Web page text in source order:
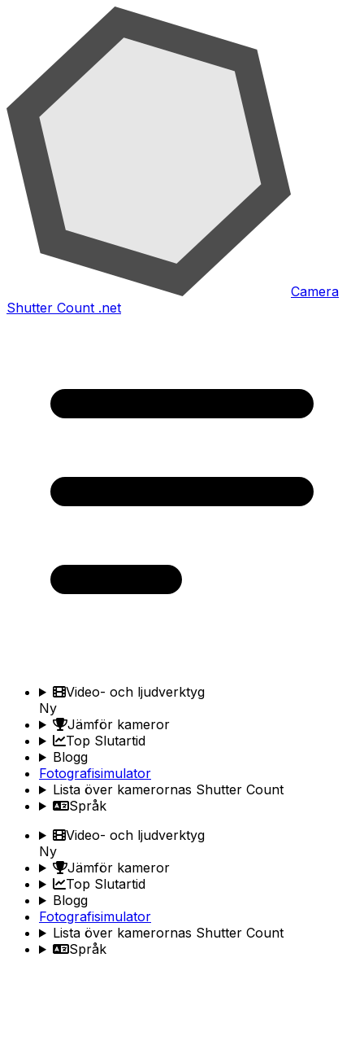
Camera
Shutter Count .net
Video- och ljudverktyg
Ny
Jämför kameror
Top Slutartid
Blogg
Fotografisimulator
Lista över kamerornas Shutter Count
Språk
Video- och ljudverktyg
Ny
Jämför kameror
Top Slutartid
Blogg
Fotografisimulator
Lista över kamerornas Shutter Count
Språk